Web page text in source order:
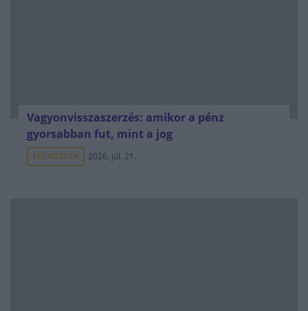
Vagyonvisszaszerzés: amikor a pénz
gyorsabban fut, mint a jog
ELEMZÉSEK 2026. júl. 21.